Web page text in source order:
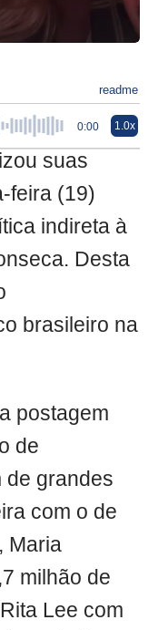
readme
0:00 1.0x
suas
feira (19)
indireta à
Desta
brasileiro na
postagem
de
de grandes
com o de
Maria
milhão de
Lee com